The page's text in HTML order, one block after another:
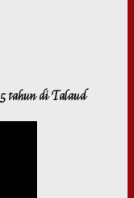
tahun di Talaud